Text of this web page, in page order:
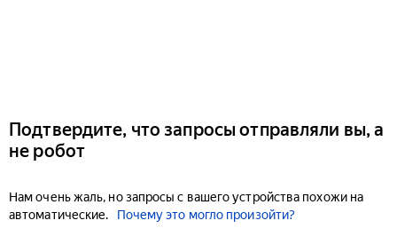
Подтвердите, что запросы отправляли вы, а
не робот
Нам очень жаль, но запросы с вашего устройства похожи на
автоматические.
Почему это могло произойти?